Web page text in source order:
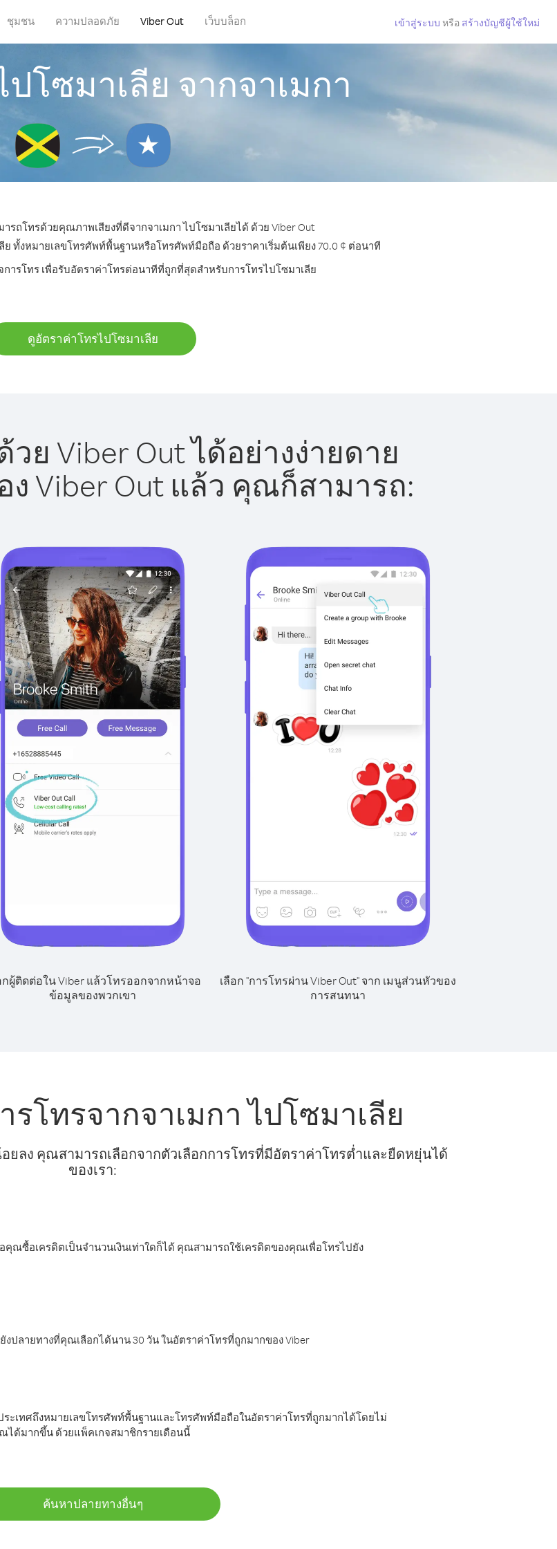
ชุมชน ความปลอดภัย Viber Out เว็บบล็อก เข้าสู่ระบบ หรือ สร้างบัญชีผู้ใช้ใหม่
โซมาเลีย จากจาเมกา
ถโทรด้วยคุณภาพเสียงที่ดีจากจาเมกา ไปโซมาเลียได้ ด้วย Viber Out
ทั้งหมายเลขโทรศัพท์พื้นฐานหรือโทรศัพท์มือถือ ด้วยราคาเริ่มต้นเพียง 70.0 ¢ ต่อนาที
ารโทร เพื่อรับอัตราค่าโทรต่อนาทีที่ถูกที่สุดสำหรับการโทรไปโซมาเลีย
ดูอัตราค่าโทรไปโซมาเลีย
ย Viber Out ได้อย่างง่ายดาย
Viber Out แล้ว คุณก็สามารถ:
กผู้ติดต่อใน Viber แล้วโทรออกจากหน้าจอ
ข้อมูลของพวกเขา
เลือก "การโทรผ่าน Viber Out" จาก เมนูส่วนหัวของ
การสนทนา
โทรจากจาเมกา ไปโซมาเลีย
ลง คุณสามารถเลือกจากตัวเลือกการโทรที่มีอัตราค่าโทรต่ำและยืดหยุ่นได้
ของเรา:
คุณซื้อเครดิตเป็นจำนวนเงินเท่าใดก็ได้ คุณสามารถใช้เครดิตของคุณเพื่อโทรไปยัง
ปลายทางที่คุณเลือกได้นาน 30 วัน ในอัตราค่าโทรที่ถูกมากของ Viber
ะเทศถึงหมายเลขโทรศัพท์พื้นฐานและโทรศัพท์มือถือในอัตราค่าโทรที่ถูกมากได้โดยไม่
ด้มากขึ้น ด้วยแพ็คเกจสมาชิกรายเดือนนี้
ค้นหาปลายทางอื่นๆ